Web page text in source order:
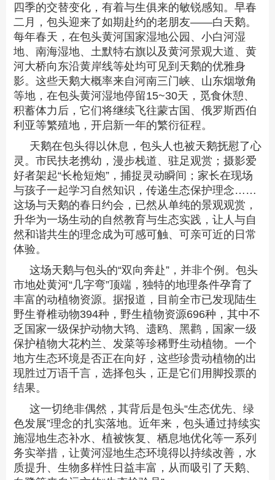
四季的交替变化，有着与生俱来的敏锐感知。早春
二月，包头迎来了如期赴约的老朋友——白天鹅。
每年春天，在包头黄河国家湿地公园、小白河湿
地、南海湿地、土默特右旗以及黄河景观大道、黄
河大桥向东沿黄岸线等处均可见到天鹅的优雅身
影。这些天鹅大概率来自河南三门峡、山东烟墩角
等地，在包头黄河湿地停留15~30天，觅食休憩、
积蓄体力后，它们将继续飞往蒙古国、俄罗斯西伯
利亚等繁殖地，开启新一年的繁衍征程。
天鹅在包头得以休息，包头人也被天鹅抚慰了心
灵。市民扶老携幼，漫步栈道、驻足观赏；摄影爱
好者架起“长枪短炮”，捕捉灵动瞬间；家长在现场
与孩子一起学习自然知识，传递生态保护理念……
这场与天鹅的春日约会，已然从单纯的景观观赏，
升华为一场生动的自然教育与生态实践，让人与自
然和谐共生的理念成为可感可触、可亲可近的日常
体验。
这场天鹅与包头的“双向奔赴”，并非个例。包头
市地处黄河“几字弯”顶端，独特的地理条件孕育了
丰富的动植物资源。据报道，目前全市已发现陆生
野生脊椎动物394种，野生植物资源696种，其中不
乏国家一级保护动物大鸨、遗鸥、黑鹳，国家一级
保护植物大花杓兰、发菜等珍稀野生动植物。一个
地方生态环境是否正在向好，这些珍贵动植物的出
现胜过万语千言，选择包头，正是它们用脚投票的
结果。
这一切绝非偶然，其背后是包头“生态优先、绿
色发展”理念的扎实落地。近年来，包头通过持续实
施湿地生态补水、植被恢复、栖息地优化等一系列
务实举措，让黄河湿地生态环境得以持续改善，水
质提升、生物多样性日益丰富，从而吸引了天鹅、